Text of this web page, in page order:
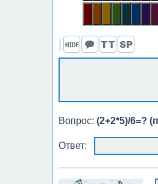
Вопрос: (2+2*5)/6=?
Ответ: